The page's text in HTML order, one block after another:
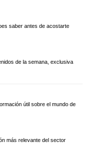
saber antes de acostarte
de la semana, exclusiva
útil sobre el mundo de
más relevante del sector